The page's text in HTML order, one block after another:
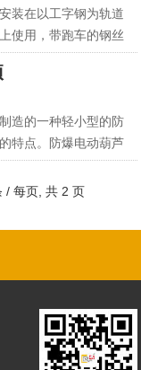
润滑油的结净，不应
加变电器的铜损耗。
退后自动放电，否则
流冲击，烧断熔丝。
电时很容易产生电流
的原因，因为它并不
动手柄的初始阶段并
葫芦的摆动，其实我
手去按压手柄，另一
的位置，通过这样的方
，当起重链条绷紧之
力就抵消掉了横向的
板两侧，卡板能自如
上限撞块移动，上升
时停止上升，按下
移动上限撞块靠近卡
只是方向是相反的，
的钢丝绳。调整完成
否合乎要求。
装在以工字钢为轨道
使用，带跑车的钢丝
以及相关注意事项等
备材料是否合乎规
安装图纸，了解安装
上的车档要在吊装起
置，按照螺栓编号将电
造的一种轻小型的防
特点。防爆电动葫芦
。那么电动葫芦在使
常用部件是否出现破
保养，发现问题要及时
的电源。
/ 每页, 共 2 页